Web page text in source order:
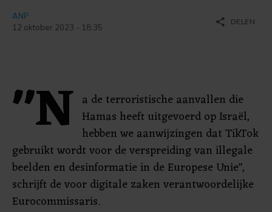
ANP
12 oktober 2023 - 18:35
share DELEN
"N a de terroristische aanvallen die
Hamas heeft uitgevoerd op Israël,
hebben we aanwijzingen dat TikTok
gebruikt wordt voor de verspreiding van illegale
beelden en desinformatie in de Europese Unie",
schrijft de voor digitale zaken verantwoordelijke
Eurocommissaris.